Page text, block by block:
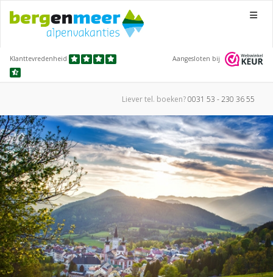
Menu
Klanttevredenheid Aangesloten bij
Liever tel. boeken?0031 53 - 230 36 55